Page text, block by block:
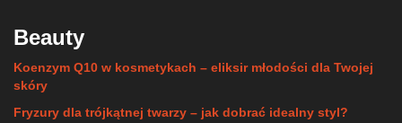
Beauty
Koenzym Q10 w kosmetykach – eliksir młodości dla Twojej
skóry
Fryzury dla trójkątnej twarzy – jak dobrać idealny styl?